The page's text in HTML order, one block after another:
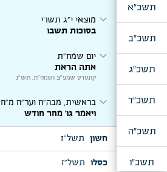
תשכ"א
תשכ"ב
תשכ"ג
תשכ"ד
תשכ"ה
תשכ"ו
expand_more מוצאי י"ג תשרי
בסוכות תשבו
expand_moreיום שמח"ת
אתה הראת
קונטרס שמע"צ ושמח"ת, תש"נ
expand_moreבראשית, מבה"ח וער"ח מ"ח
ויאמר גו' מחר חודש
חשון תשל"ז
expand_moreד' מ"חכסלו תשל"ז